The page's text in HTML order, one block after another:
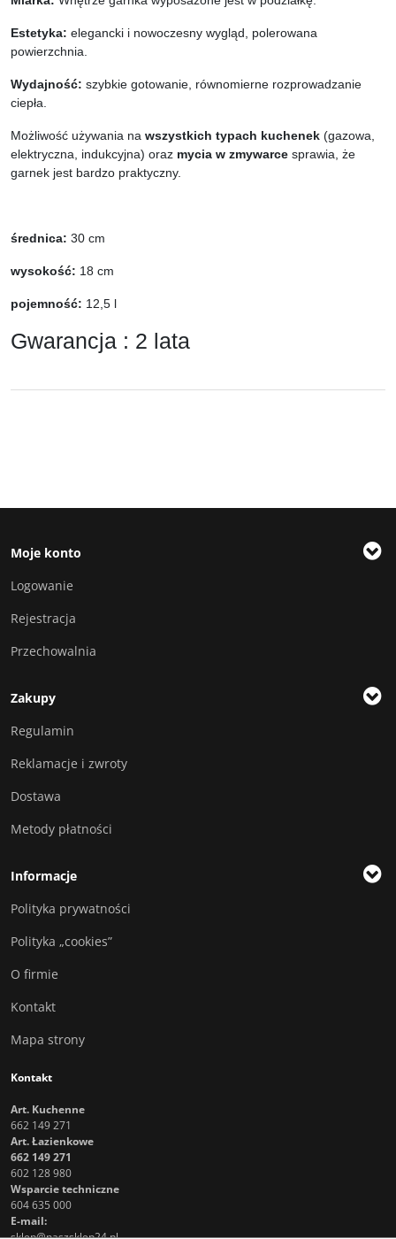
Estetyka: elegancki i nowoczesny wygląd, polerowana
powierzchnia.
Wydajność: szybkie gotowanie, równomierne rozprowadzanie
ciepła.
Możliwość używania na wszystkich typach kuchenek (gazowa,
elektryczna, indukcyjna) oraz mycia w zmywarce sprawia, że
garnek jest bardzo praktyczny.
średnica: 30 cm
wysokość: 18 cm
pojemność: 12,5 l
Gwarancja : 2 lata
Moje konto
Logowanie
Rejestracja
Przechowalnia
Zakupy
Regulamin
Reklamacje i zwroty
Dostawa
Metody płatności
Informacje
Polityka prywatności
Polityka „cookies”
O firmie
Kontakt
Mapa strony
Kontakt
Art. Kuchenne
662 149 271
Art. Łazienkowe
662 149 271
602 128 980
Wsparcie techniczne
604 635 000
E-mail: